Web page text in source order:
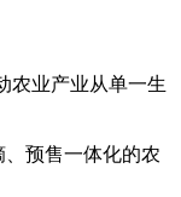
农业产业从单一生
预售一体化的农